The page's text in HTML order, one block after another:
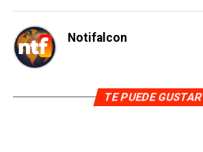
Notifalcon
TE PUEDE GUSTAR